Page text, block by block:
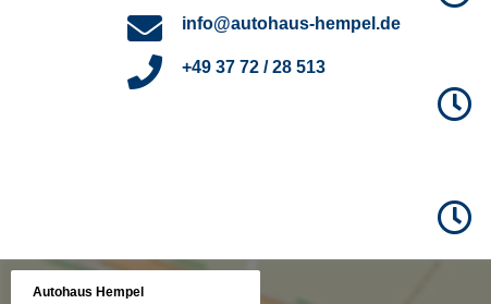
info@autohaus-hempel.de
+49 37 72 / 28 513
Autohaus Hempel